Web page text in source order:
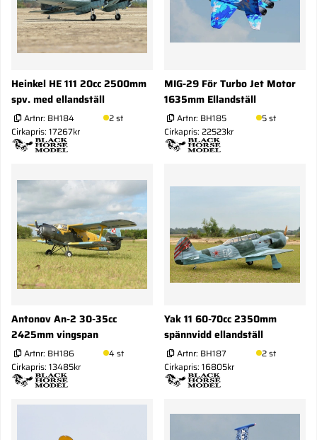
Heinkel HE 111 20cc 2500mm
spv. med ellandställ
Artnr: BH184
2 st
Cirkapris: 17267kr
MIG-29 För Turbo Jet Motor
1635mm Ellandställ
Artnr: BH185
5 st
Cirkapris: 22523kr
Antonov An-2 30-35cc
2425mm vingspan
Artnr: BH186
4 st
Cirkapris: 13485kr
Yak 11 60-70cc 2350mm
spännvidd ellandställ
Artnr: BH187
2 st
Cirkapris: 16805kr